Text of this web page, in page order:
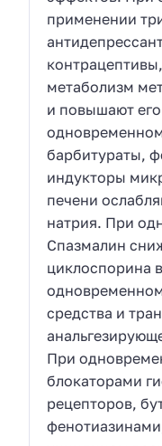
применении
метаболизм
и повышают
барбитураты,
индукторы
печени
натрия. При
Спазмалин
циклоспорина
средства и
При
блокаторами
рецепторов,